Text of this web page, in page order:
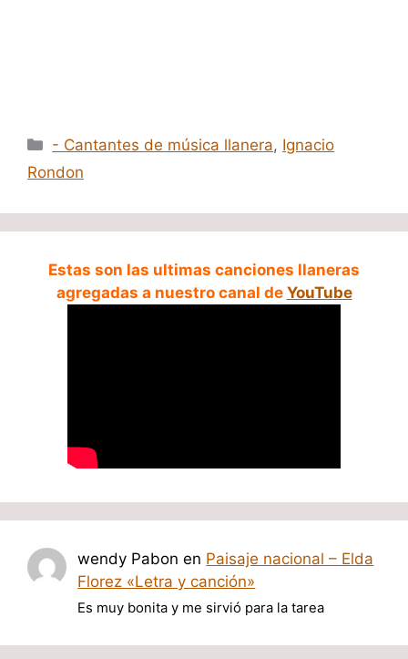
Categorías
- Cantantes de música llanera, Ignacio
Rondon
Estas son las ultimas canciones llaneras
agregadas a nuestro canal de YouTube
wendy Pabon en Paisaje nacional – Elda
Florez «Letra y canción»
Es muy bonita y me sirvió para la tarea